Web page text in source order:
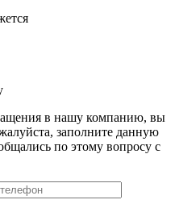
в нашу компанию, вы
заполните данную
по этому вопросу с